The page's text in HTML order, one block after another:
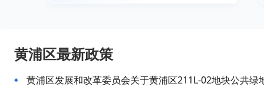
黄浦区最新政策
黄浦区发展和改革委员会关于黄浦区211L-02地块公共绿